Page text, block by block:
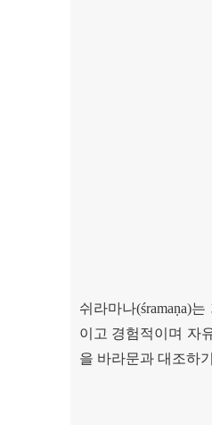
쉬라마나(śramaṇa)는
이고 경험적이며 자
을 바라문과 대조하